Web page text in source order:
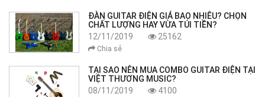
ĐÀN GUITAR ĐIỆN GIÁ BAO NHIÊU? CHỌN
CHẤT LƯỢNG HAY VỪA TÚI TIỀN?
12/11/2019
25162
Chia sẻ
TẠI SAO NÊN MUA COMBO GUITAR ĐIỆN TẠI
VIỆT THƯƠNG MUSIC?
08/11/2019
4100